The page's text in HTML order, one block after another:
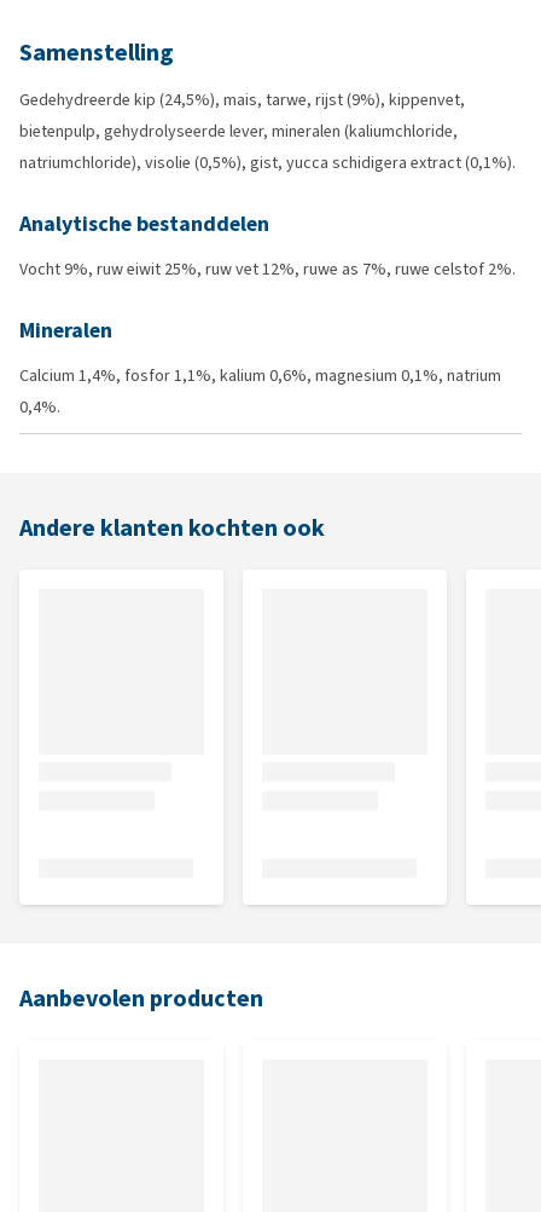
Samenstelling
Gedehydreerde kip (24,5%), mais, tarwe, rijst (9%), kippenvet,
bietenpulp, gehydrolyseerde lever, mineralen (kaliumchloride,
natriumchloride), visolie (0,5%), gist, yucca schidigera extract (0,1%).
Analytische bestanddelen
Vocht 9%, ruw eiwit 25%, ruw vet 12%, ruwe as 7%, ruwe celstof 2%.
Mineralen
Calcium 1,4%, fosfor 1,1%, kalium 0,6%, magnesium 0,1%, natrium
0,4%.
Andere klanten kochten ook
Aanbevolen producten